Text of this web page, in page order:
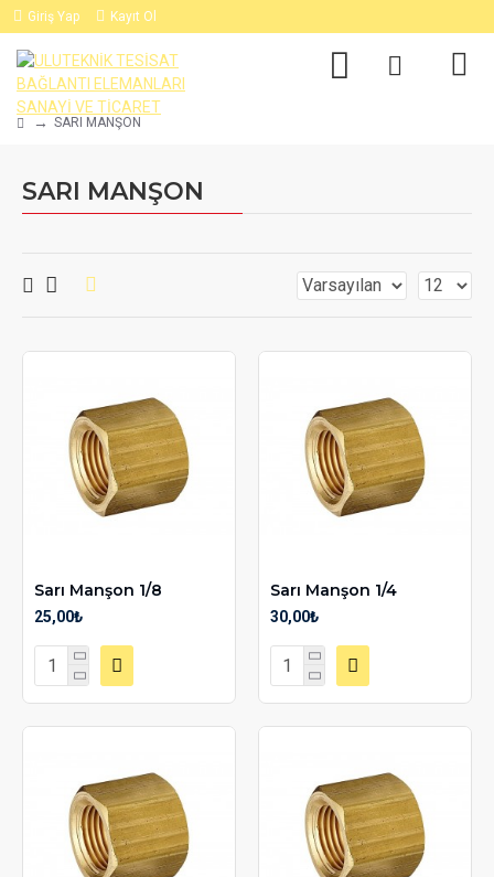
Giriş Yap Kayıt Ol
SARI MANŞON
SARI MANŞON
Sarı Manşon 1/8
25,00₺
Sarı Manşon 1/4
30,00₺